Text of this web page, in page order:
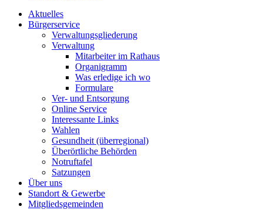
Aktuelles
Bürgerservice
Verwaltungsgliederung
Verwaltung
Mitarbeiter im Rathaus
Organigramm
Was erledige ich wo
Formulare
Ver- und Entsorgung
Online Service
Interessante Links
Wahlen
Gesundheit (überregional)
Überörtliche Behörden
Notruftafel
Satzungen
Über uns
Standort & Gewerbe
Mitgliedsgemeinden